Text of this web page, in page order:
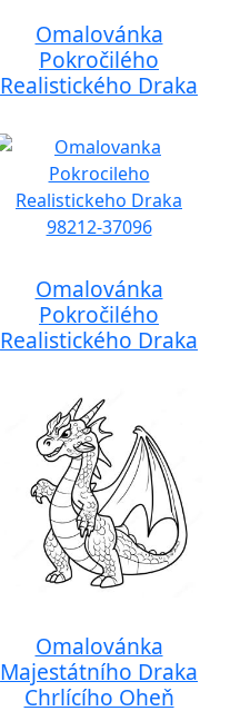
Omalovánka
Pokročilého
Realistického Draka
Omalovánka
Pokročilého
Realistického Draka
Omalovánka
Majestátního Draka
Chrlícího Oheň